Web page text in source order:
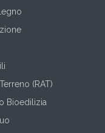
(RAT)
Bioedilizia